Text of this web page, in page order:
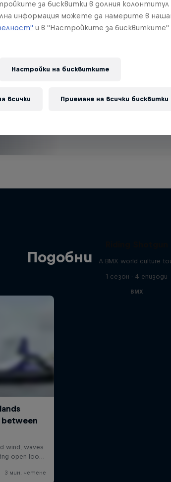
collection of two-wheel films, shows …
Подобни A BMX world culture
1 сезон · 4 епизоди
BMX
за бисквитки в долния колонтитул
информация можете да намерите в
и в "Настройките за бисквитките"
Настройки на бисквитките
всички Приемане на всички бисквитки